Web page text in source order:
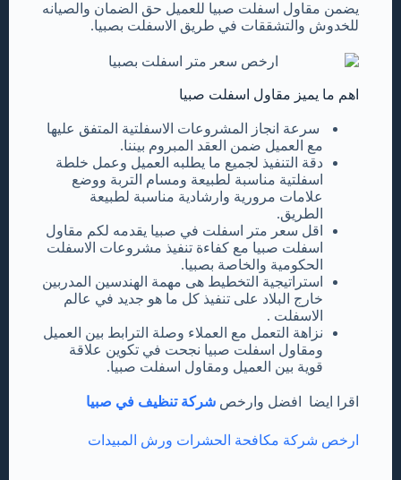
يضمن مقاول اسفلت صبيا للعميل حق الضمان والصيانه
للخدوش والتشققات في طريق الاسفلت بصبيا.
اهم ما يميز مقاول اسفلت صبيا
سرعة انجاز المشروعات الاسفلتية المتفق عليها
مع العميل ضمن العقد المبروم بيننا.
دقة التنفيذ لجميع ما يطلبه العميل وعمل خلطة
اسفلتية مناسبة لطبيعة ومسام التربة ووضع
علامات مرورية وارشادية مناسبة لطبيعة
الطريق.
اقل سعر متر اسفلت في صبيا يقدمه لكم مقاول
اسفلت صبيا مع كفاءة تنفيذ مشروعات الاسفلت
الحكومية والخاصة بصبيا.
استراتيجية التخطيط هى مهمة الهندسين المدربين
خارج البلاد على تنفيذ كل ما هو جديد في عالم
الاسفلت .
نزاهة التعمل مع العملاء وصلة الترابط بين العميل
ومقاول اسفلت صبيا نجحت في تكوين علاقة
قوية بين العميل ومقاول اسفلت صبيا.
اقرا ايضا افضل وارخص شركة تنظيف في صبيا
ارخص شركة مكافحة الحشرات ورش المبيدات